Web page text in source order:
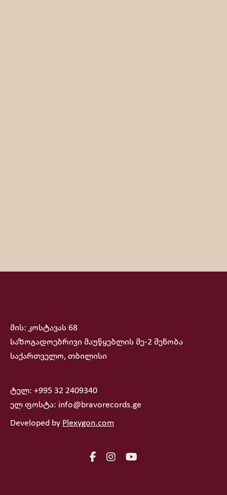
მის: კოსტავას 68
საზოგადოებრივი მაუწყებლის მე-2 შენობა
საქართველო, თბილისი
ტელ: +995 32 2409340
ელ ფოსტა: info@bravorecords.ge
Developed by Plexygon.com